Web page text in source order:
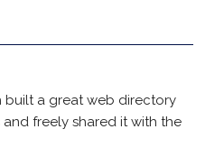
built a great web directory
freely shared it with the